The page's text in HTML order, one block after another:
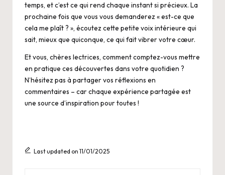
temps, et c’est ce qui rend chaque instant si précieux. La
prochaine fois que vous vous demanderez « est-ce que
cela me plaît ? », écoutez cette petite voix intérieure qui
sait, mieux que quiconque, ce qui fait vibrer votre cœur.
Et vous, chères lectrices, comment comptez-vous mettre
en pratique ces découvertes dans votre quotidien ?
N’hésitez pas à partager vos réflexions en
commentaires – car chaque expérience partagée est
une source d’inspiration pour toutes !
Last updated on 11/01/2025